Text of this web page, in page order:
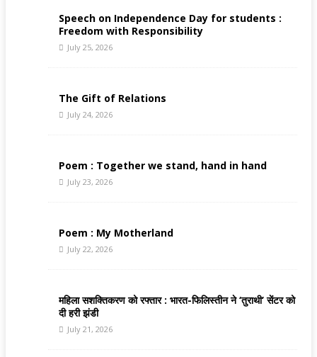
Speech on Independence Day for students :
Freedom with Responsibility
July 25, 2026
The Gift of Relations
July 24, 2026
Poem : Together we stand, hand in hand
July 23, 2026
Poem : My Motherland
July 22, 2026
महिला सशक्तिकरण को रफ्तार : भारत-फिलिस्तीन ने ‘तुराथी’ सेंटर को
दी हरी झंडी
July 21, 2026